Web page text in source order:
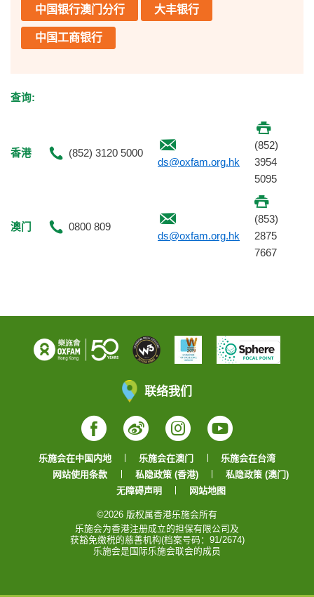
中国银行澳门分行 大丰银行
中国工商银行
查询:
香港
(852) 3120 5000
ds@oxfam.org.hk
(852)
3954
5095
澳门
0800 809
ds@oxfam.org.hk
(853)
2875
7667
联络我们
Facebook
WeiboInstagram
YouTube
乐施会在中国内地 乐施会在澳门
乐施会在台湾
网站使用条款
私隐政策 (香港)
私隐政策 (澳门)
无障碍声明
网站地图
©2026 版权属香港乐施会所有
乐施会为香港注册成立的担保有限公司及
获豁免缴税的慈善机构(档案号码：91/2674)
乐施会是国际乐施会联会的成员